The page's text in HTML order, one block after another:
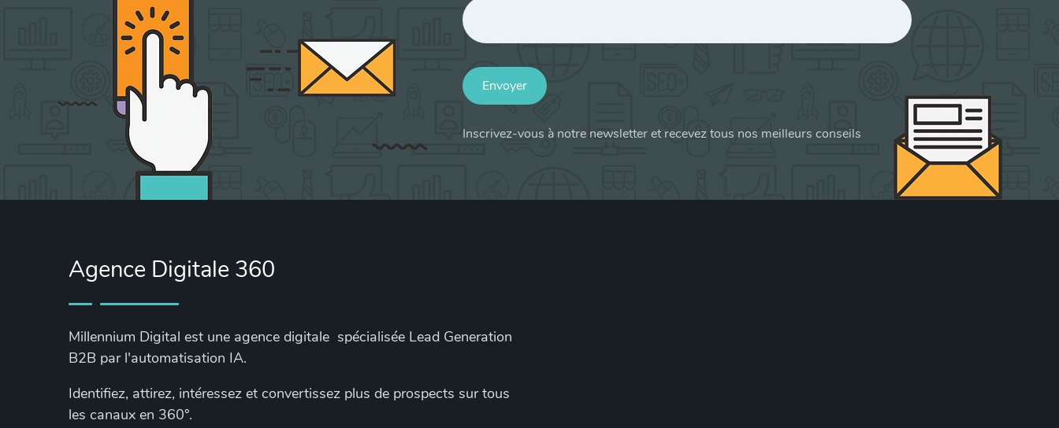
Envoyer
Inscrivez-vous à notre newsletter et recevez tous nos meilleurs conseils
Agence Digitale 360
Millennium Digital est une agence digitale spécialisée Lead Generation
B2B par l'automatisation IA.
Identifiez, attirez, intéressez et convertissez plus de prospects sur tous
les canaux en 360°.